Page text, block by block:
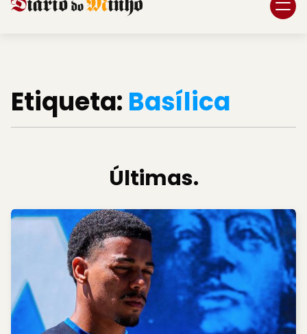
Etiqueta: Basílica
Últimas.